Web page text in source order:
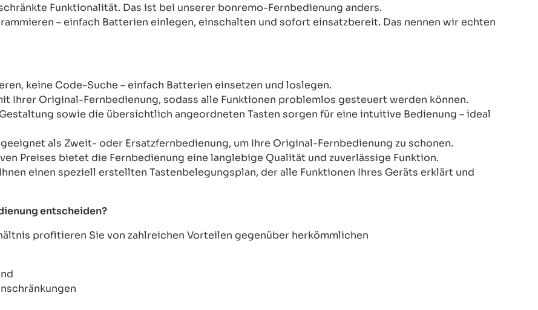
Funktionalität. Das ist bei unserer bonremo-Fernbedienung anders.
– einfach Batterien einlegen, einschalten und sofort einsatzbereit. Das nennen wir echten
keine Code-Suche – einfach Batterien einsetzen und loslegen.
Ihrer Original-Fernbedienung, sodass alle Funktionen problemlos gesteuert werden können.
sowie die übersichtlich angeordneten Tasten sorgen für eine intuitive Bedienung – ideal
als Zweit- oder Ersatzfernbedienung, um Ihre Original-Fernbedienung zu schonen.
Preises bietet die Fernbedienung eine langlebige Qualität und zuverlässige Funktion.
einen speziell erstellten Tastenbelegungsplan, der alle Funktionen Ihres Geräts erklärt und
entscheiden?
profitieren Sie von zahlreichen Vorteilen gegenüber herkömmlichen